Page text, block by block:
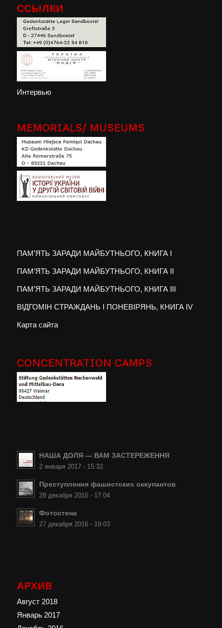
ССЫЛКИ
Интервью
MEMORIALS/ MUSEUMS
ПАМ’ЯТЬ ЗАРАДИ МАЙБУТНЬОГО, КНИГА I
ПАМ’ЯТЬ ЗАРАДИ МАЙБУТНЬОГО, КНИГА II
ПАМ’ЯТЬ ЗАРАДИ МАЙБУТНЬОГО, КНИГА III
ВІДГОМІН СТРАЖДАНЬ І ПОНЕВІРЯНЬ, КНИГА IV
Карта сайта
CONCENTRATION CAMPS
НАША ДОЛЯ — ВАМ ЗАСТЕРЕЖЕННЯ
2 января 2017 - 15:32
Преступления фашистских оккупантов
28 декабря 2016 - 17:04
Фотостена
27 декабря 2016 - 19:03
АРХИВ
Август 2018
Январь 2017